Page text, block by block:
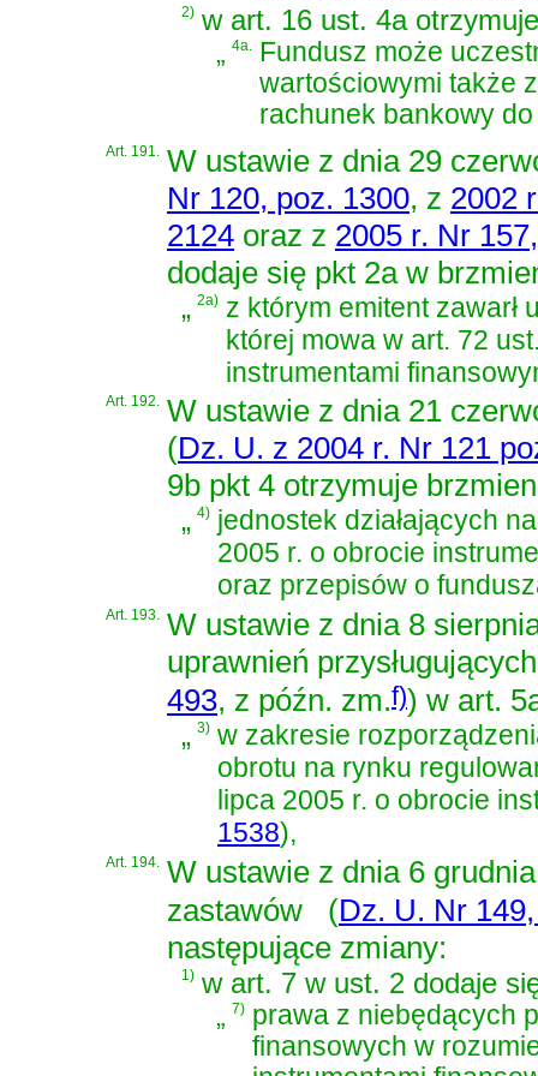
2) w art. 16 ust. 4a
„4a. Fundusz może
wartościowymi także
rachunek bankowy
Art. 191. W ustawie z dnia 29
Nr 120, poz. 1300, z 2002
2124 oraz z 2005 r. Nr
dodaje się pkt 2a w
„2a) z którym emitent zawarł
której mowa w art. 72
instrumentami
Art. 192. W ustawie z dnia 21
(Dz. U. z 2004 r. Nr 121
9b pkt 4 otrzymuje
„4) jednostek działających
2005 r. o obrocie
oraz przepisów o
Art. 193. W ustawie z dnia 8
uprawnień
493, z późn. zm.f)) w art.
„3) w zakresie
obrotu na rynku
lipca 2005 r. o obrocie
1538),
Art. 194. W ustawie z dnia 6
zastawów
(Dz. U. Nr
następujące zmiany:
1) w art. 7 w ust. 2 dodaje
„ 7) prawa z niebędących
finansowych w